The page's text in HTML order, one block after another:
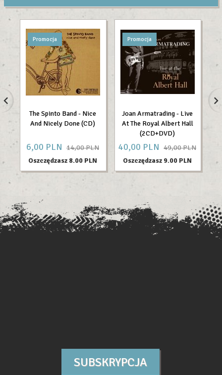
Promocja
The Spinto Band - Nice
And Nicely Done (CD)
6,00 PLN 14,00 PLN
Oszczędzasz 8.00 PLN
Promocja
Joan Armatrading - Live
At The Royal Albert Hall
(2CD+DVD)
40,00 PLN 49,00 PLN
Oszczędzasz 9.00 PLN
SUBSKRYPCJA